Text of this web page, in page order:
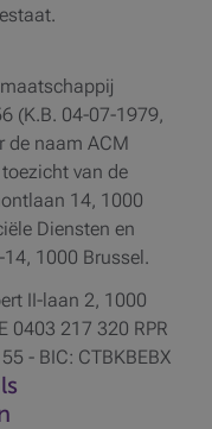
(K.B. 04-07-1979,
de naam ACM
van de
14, 1000
Diensten en
1000 Brussel.
II-laan 2, 1000
0403 217 320 RPR
- BIC: CTBKBEBX